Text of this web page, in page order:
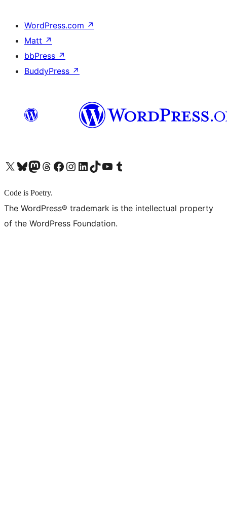
WordPress.com ↗
Matt ↗
bbPress ↗
BuddyPress ↗
X (旧 Twitter) アカウントへBluesky アカウントへMastodon アカウントへThreads アカウントへ Facebook ページへInstagram アカウントへ LinkedIn アカウントへTikTok アカウントへYouTube チャンネルへ Tumblr アカウントへ
Code is Poetry.
The WordPress® trademark is the intellectual property
of the WordPress Foundation.